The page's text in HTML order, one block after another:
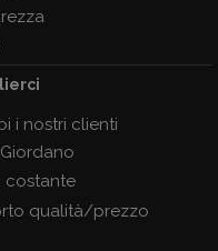
i nostri clienti
costante
qualità/prezzo